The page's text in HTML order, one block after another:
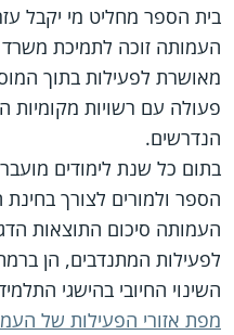
בית הספר מחליט מי יקבל
העמותה זוכה לתמיכת משרד
מאושרת לפעילות בתוך
פעולה עם רשויות מקומיות
הנדרשים.
בתום כל שנת לימודים
הספר ולמורים לצורך
העמותה סיכום התוצאות
לפעילות המתנדבים, הן
השינוי החיובי בהישגי
מפת אזורי הפעילות של